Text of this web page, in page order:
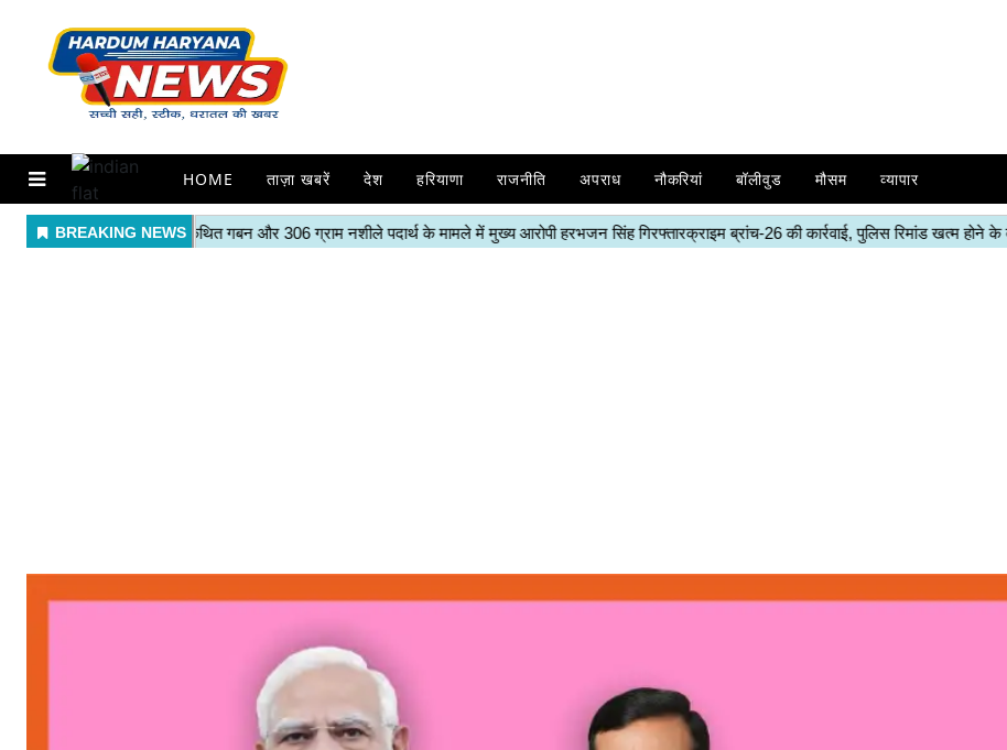
HOME ताज़ा खबरें देश हरियाणा राजनीति अपराध नौकरियां बॉलीवुड मौसम व्यापार